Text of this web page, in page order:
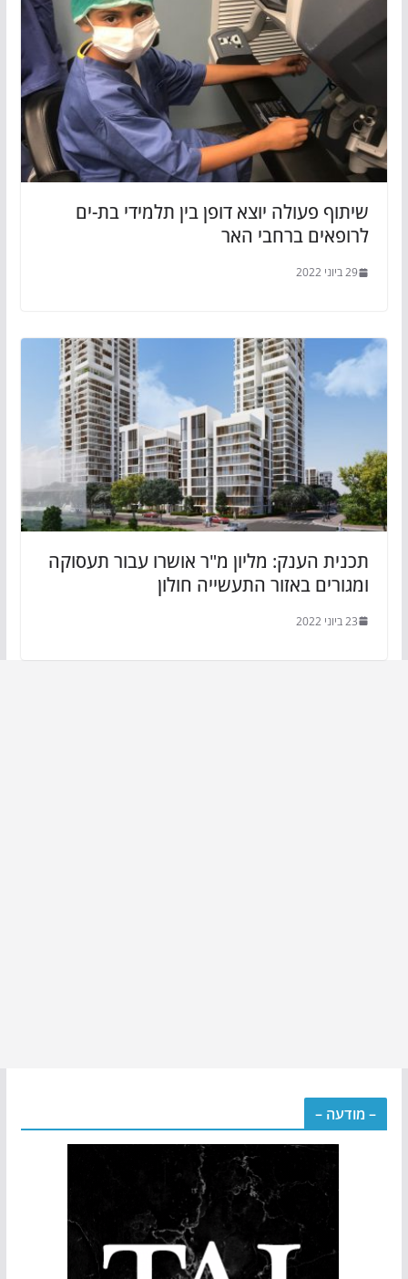
שיתוף פעולה יוצא דופן בין תלמידי בת-ים
לרופאים ברחבי האר
29 ביוני 2022
תכנית הענק: מליון מ"ר אושרו עבור תעסוקה
ומגורים באזור התעשייה חולון
23 ביוני 2022
– מודעה –